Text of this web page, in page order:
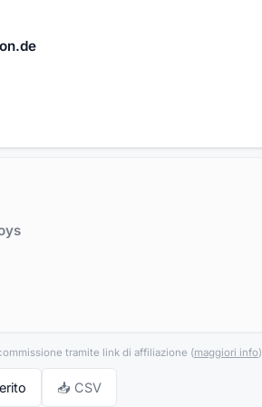
tramite link di affiliazione (maggiori info
📥 CSV